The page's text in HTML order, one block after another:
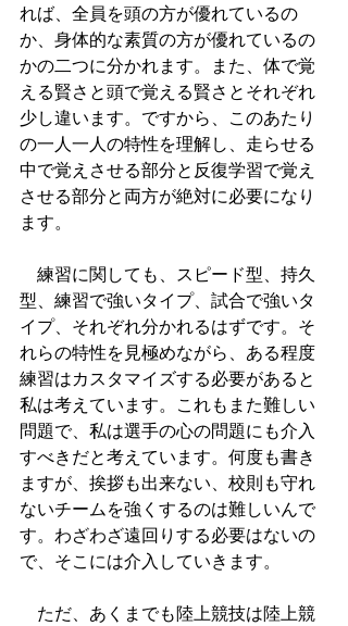
れば、全員を頭の方が優れているの
か、身体的な素質の方が優れているの
かの二つに分かれます。また、体で覚
える賢さと頭で覚える賢さとそれぞれ
少し違います。ですから、このあたり
の一人一人の特性を理解し、走らせる
中で覚えさせる部分と反復学習で覚え
させる部分と両方が絶対に必要になり
ます。
練習に関しても、スピード型、持久
型、練習で強いタイプ、試合で強いタ
イプ、それぞれ分かれるはずです。そ
れらの特性を見極めながら、ある程度
練習はカスタマイズする必要があると
私は考えています。これもまた難しい
問題で、私は選手の心の問題にも介入
すべきだと考えています。何度も書き
ますが、挨拶も出来ない、校則も守れ
ないチームを強くするのは難しいんで
す。わざわざ遠回りする必要はないの
で、そこには介入していきます。
ただ、あくまでも陸上競技は陸上競